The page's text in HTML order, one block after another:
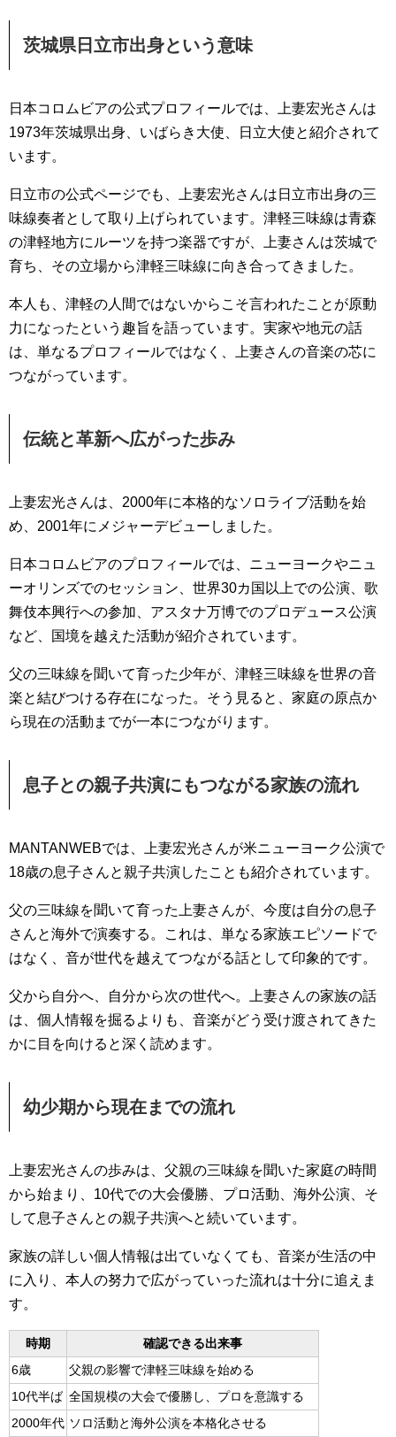
茨城県日立市出身という意味
日本コロムビアの公式プロフィールでは、上妻宏光さんは
1973年茨城県出身、いばらき大使、日立大使と紹介されて
います。
日立市の公式ページでも、上妻宏光さんは日立市出身の三
味線奏者として取り上げられています。津軽三味線は青森
の津軽地方にルーツを持つ楽器ですが、上妻さんは茨城で
育ち、その立場から津軽三味線に向き合ってきました。
本人も、津軽の人間ではないからこそ言われたことが原動
力になったという趣旨を語っています。実家や地元の話
は、単なるプロフィールではなく、上妻さんの音楽の芯に
つながっています。
伝統と革新へ広がった歩み
上妻宏光さんは、2000年に本格的なソロライブ活動を始
め、2001年にメジャーデビューしました。
日本コロムビアのプロフィールでは、ニューヨークやニュ
ーオリンズでのセッション、世界30カ国以上での公演、歌
舞伎本興行への参加、アスタナ万博でのプロデュース公演
など、国境を越えた活動が紹介されています。
父の三味線を聞いて育った少年が、津軽三味線を世界の音
楽と結びつける存在になった。そう見ると、家庭の原点か
ら現在の活動までが一本につながります。
息子との親子共演にもつながる家族の流れ
MANTANWEBでは、上妻宏光さんが米ニューヨーク公演で
18歳の息子さんと親子共演したことも紹介されています。
父の三味線を聞いて育った上妻さんが、今度は自分の息子
さんと海外で演奏する。これは、単なる家族エピソードで
はなく、音が世代を越えてつながる話として印象的です。
父から自分へ、自分から次の世代へ。上妻さんの家族の話
は、個人情報を掘るよりも、音楽がどう受け渡されてきた
かに目を向けると深く読めます。
幼少期から現在までの流れ
上妻宏光さんの歩みは、父親の三味線を聞いた家庭の時間
から始まり、10代での大会優勝、プロ活動、海外公演、そ
して息子さんとの親子共演へと続いています。
家族の詳しい個人情報は出ていなくても、音楽が生活の中
に入り、本人の努力で広がっていった流れは十分に追えま
す。
時期
確認できる出来事
6歳
父親の影響で津軽三味線を始める
10代半ば 全国規模の大会で優勝し、プロを意識する
2000年代 ソロ活動と海外公演を本格化させる